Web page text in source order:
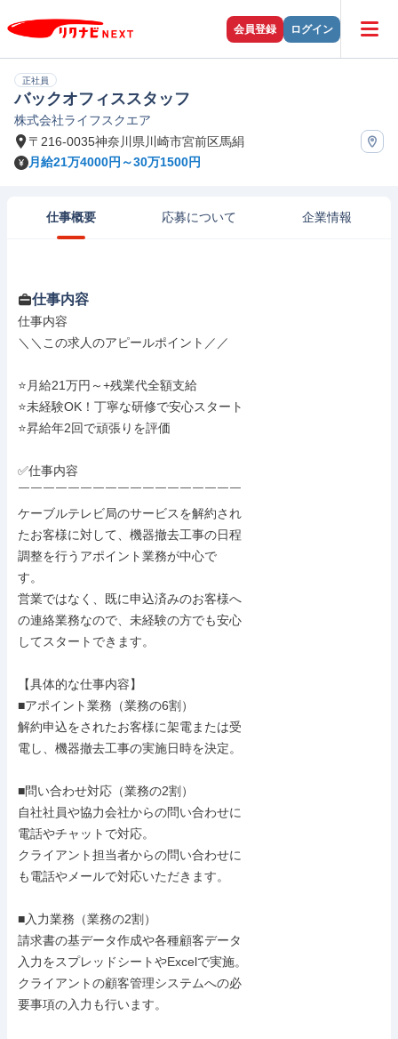
会員登録 ログイン
正社員
バックオフィススタッフ
株式会社ライフスクエア
〒216-0035神奈川県川崎市宮前区馬絹
月給21万4000円～30万1500円
仕事概要 応募について 企業情報
仕事内容
仕事内容
＼＼この求人のアピールポイント／／
⭐月給21万円～+残業代全額支給
⭐未経験OK！丁寧な研修で安心スタート
⭐昇給年2回で頑張りを評価
✅仕事内容
￣￣￣￣￣￣￣￣￣￣￣￣￣￣￣￣￣￣
ケーブルテレビ局のサービスを解約され
たお客様に対して、機器撤去工事の日程
調整を行うアポイント業務が中心で
す。
営業ではなく、既に申込済みのお客様へ
の連絡業務なので、未経験の方でも安心
してスタートできます。
【具体的な仕事内容】
■アポイント業務（業務の6割）
解約申込をされたお客様に架電または受
電し、機器撤去工事の実施日時を決定。
■問い合わせ対応（業務の2割）
自社社員や協力会社からの問い合わせに
電話やチャットで対応。
クライアント担当者からの問い合わせに
も電話やメールで対応いただきます。
■入力業務（業務の2割）
請求書の基データ作成や各種顧客データ
入力をスプレッドシートやExcelで実施。
クライアントの顧客管理システムへの必
要事項の入力も行います。